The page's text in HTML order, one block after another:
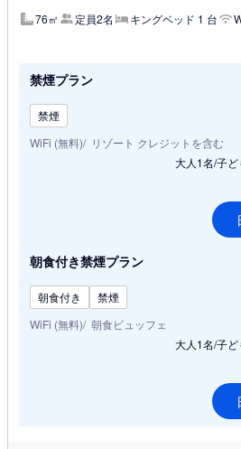
76㎡ 定員2名 キングベッド 1 台
禁煙プラン
禁煙
WiFi (無料)
リゾート クレジットを含む
大人1名/子
朝食付き禁煙プラン
朝食付き
禁煙
WiFi (無料) 朝食ビュッフェ
大人1名/子